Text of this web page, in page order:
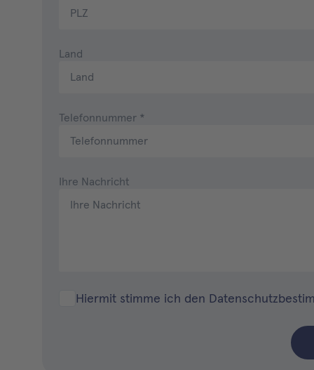
Land
Telefonnummer *
Ihre Nachricht
Hiermit stimme ich den